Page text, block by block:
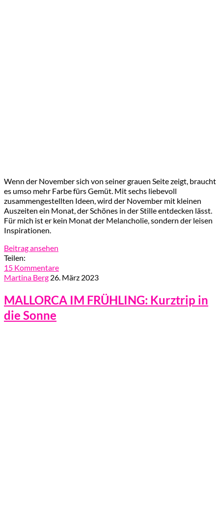
Wenn der November sich von seiner grauen Seite zeigt, braucht
es umso mehr Farbe fürs Gemüt. Mit sechs liebevoll
zusammengestellten Ideen, wird der November mit kleinen
Auszeiten ein Monat, der Schönes in der Stille entdecken lässt.
Für mich ist er kein Monat der Melancholie, sondern der leisen
Inspirationen.
Beitrag ansehen
Teilen:
15 Kommentare
Martina Berg 26. März 2023
MALLORCA IM FRÜHLING: Kurztrip in
die Sonne